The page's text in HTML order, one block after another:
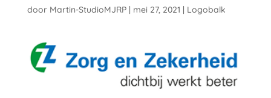
door Martin-StudioMJRP| mei 27, 2021 | Logobalk